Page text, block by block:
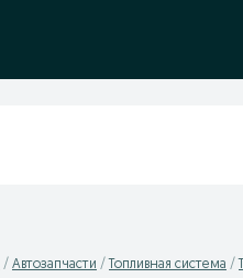
Автозапчасти Топливная система